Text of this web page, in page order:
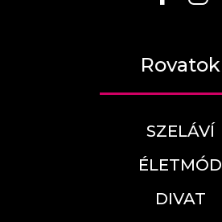
Rovatok
SZELÁVÍ
ÉLETMÓD
DIVAT